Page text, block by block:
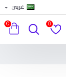
عربي
0
0